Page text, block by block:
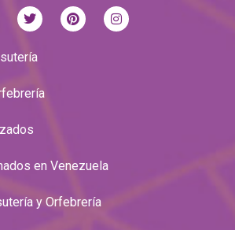
en Venezuela
y Orfebrería